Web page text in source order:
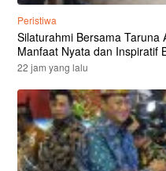
Peristiwa
Silaturahmi Bersama Taruna
Manfaat Nyata dan Inspiratif
22 jam yang lalu